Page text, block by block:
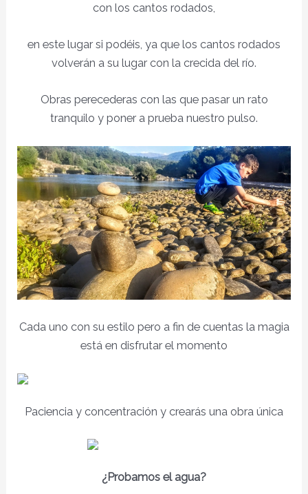
con los cantos rodados,
en este lugar si podéis, ya que los cantos rodados
volverán a su lugar con la crecida del río.
Obras perecederas con las que pasar un rato
tranquilo y poner a prueba nuestro pulso.
Cada uno con su estilo pero a fin de cuentas la magia
está en disfrutar el momento
Paciencia y concentración y crearás una obra única
¿Probamos el agua?